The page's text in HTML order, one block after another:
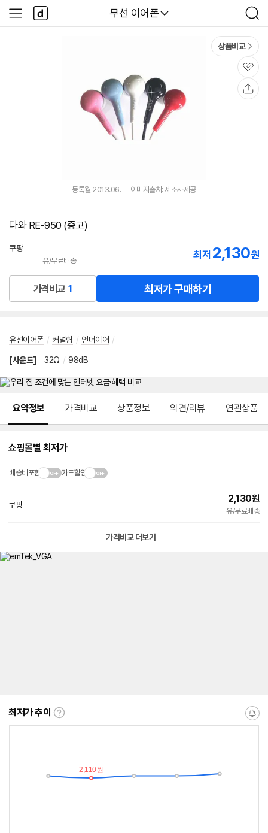
다나와
무선 이어폰
검
색
사
이
다
나
와
상품비교
관
심
등록월 2013.06. 이미지출처: 제조사제공
다와 RE-950 (중고)
쿠팡
유/무료배송
최저 2,130원
가격비교 1 최저가 구매하기
유선이어폰 / 커널형 / 언더이어 /
[사운드] 32Ω / 98dB
요약정보 가격비교 상품정보 의견/리뷰 연관상품
쇼핑몰별 최저가
배송비포함 카드할인
쿠팡
2,130원
유/무료배송
가격비교 더보기
최저가 추이
최
알